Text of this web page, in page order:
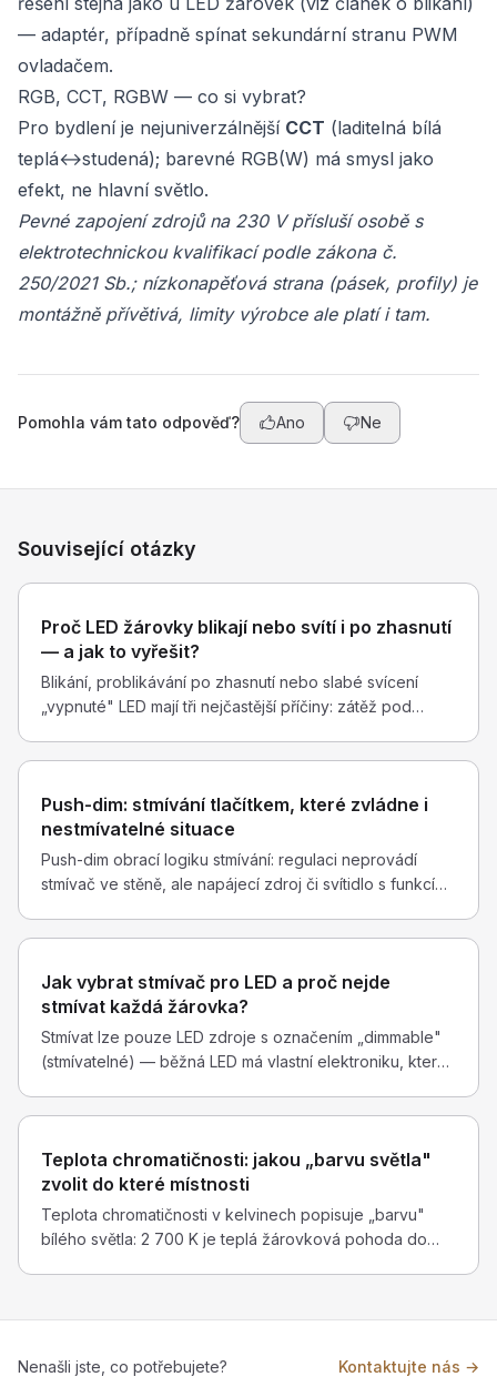
— adaptér, případně spínat sekundární stranu PWM
ovladačem.
RGB, CCT, RGBW — co si vybrat?
Pro bydlení je nejuniverzálnější CCT (laditelná bílá
teplá↔studená); barevné RGB(W) má smysl jako
efekt, ne hlavní světlo.
Pevné zapojení zdrojů na 230 V přísluší osobě s
elektrotechnickou kvalifikací podle zákona č.
250/2021 Sb.; nízkonapěťová strana (pásek, profily) je
montážně přívětivá, limity výrobce ale platí i tam.
Pomohla vám tato odpověď? Ano Ne
Související otázky
Proč LED žárovky blikají nebo svítí i po zhasnutí
— a jak to vyřešit?
Blikání, problikávání po zhasnutí nebo slabé svícení
„vypnuté" LED mají tři nejčastější příčiny: zátěž pod
(kondenzátorem) zapojeným paralelně ke svítidlu.
Push-dim: stmívání tlačítkem, které zvládne i
nestmívatelné situace
Push-dim obrací logiku stmívání: regulaci neprovádí
stmívač ve stěně, ale napájecí zdroj či svítidlo s funkcí
dotykové tlačítko RT-C801IH.
Jak vybrat stmívač pro LED a proč nejde
stmívat každá žárovka?
Stmívat lze pouze LED zdroje s označením „dimmable"
(stmívatelné) — běžná LED má vlastní elektroniku, která
stmívač ROON 200 W odporové, ale jen 70 W LED
zátěže.
Teplota chromatičnosti: jakou „barvu světla"
zvolit do které místnosti
Teplota chromatičnosti v kelvinech popisuje „barvu"
bílého světla: 2 700 K je teplá žárovková pohoda do
Nenašli jste, co potřebujete?
Kontaktujte nás →